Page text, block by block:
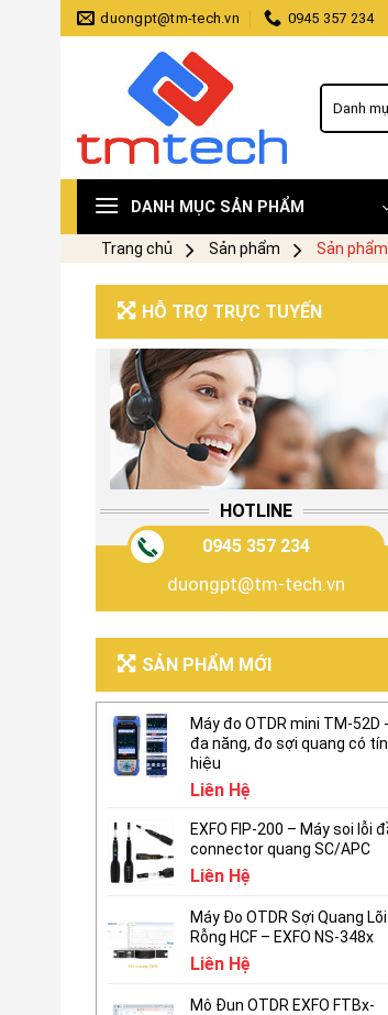
Skip
to
duongpt@tm-tech.vn 0945 357 234
DANH MỤC SẢN PHẨM
Trang chủ Sản phẩm Sản
HỖ TRỢ TRỰC TUYẾN
HOTLINE
0945 357 234
duongpt@tm-tech.vn
SẢN PHẨM MỚI
Máy đo OTDR mini TM-52D -
đa năng, đo sợi quang có tín
hiệu
Liên Hệ
EXFO FIP-200 – Máy soi lỗi
connector quang SC/APC
Liên Hệ
Máy Đo OTDR Sợi Quang Lõi
Rỗng HCF – EXFO NS-348x
Liên Hệ
Mô Đun OTDR EXFO FTBx-